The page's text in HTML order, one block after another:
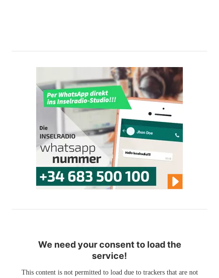
We need your consent to load the
service!
This content is not permitted to load due to trackers that are not